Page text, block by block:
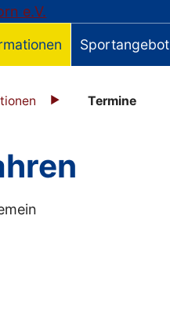
Sportangebot
Termine